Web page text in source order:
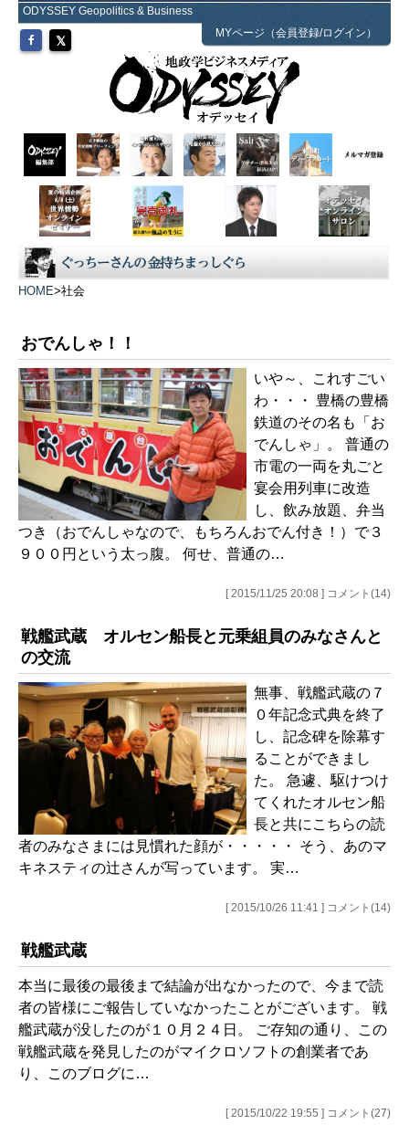
ODYSSEY Geopolitics & Business
MYページ（会員登録/ログイン）
HOME>社会
おでんしゃ！！
いや～、これすごい
わ・・・ 豊橋の豊橋
鉄道のその名も「お
でんしゃ」。 普通の
市電の一両を丸ごと
宴会用列車に改造
し、飲み放題、弁当
つき（おでんしゃなので、もちろんおでん付き！）で３
９００円という太っ腹。 何せ、普通の…
[ 2015/11/25 20:08 ] コメント(14)
戦艦武蔵 オルセン船長と元乗組員のみなさんと
の交流
無事、戦艦武蔵の７
０年記念式典を終了
し、記念碑を除幕す
ることができまし
た。 急遽、駆けつけ
てくれたオルセン船
長と共にこちらの読
者のみなさまには見慣れた顔が・・・・・ そう、あのマ
キネスティの辻さんが写っています。 実…
[ 2015/10/26 11:41 ] コメント(14)
戦艦武蔵
本当に最後の最後まで結論が出なかったので、今まで読
者の皆様にご報告していなかったことがございます。 戦
艦武蔵が没したのが１０月２４日。 ご存知の通り、この
戦艦武蔵を発見したのがマイクロソフトの創業者であ
り、このブログに…
[ 2015/10/22 19:55 ] コメント(27)